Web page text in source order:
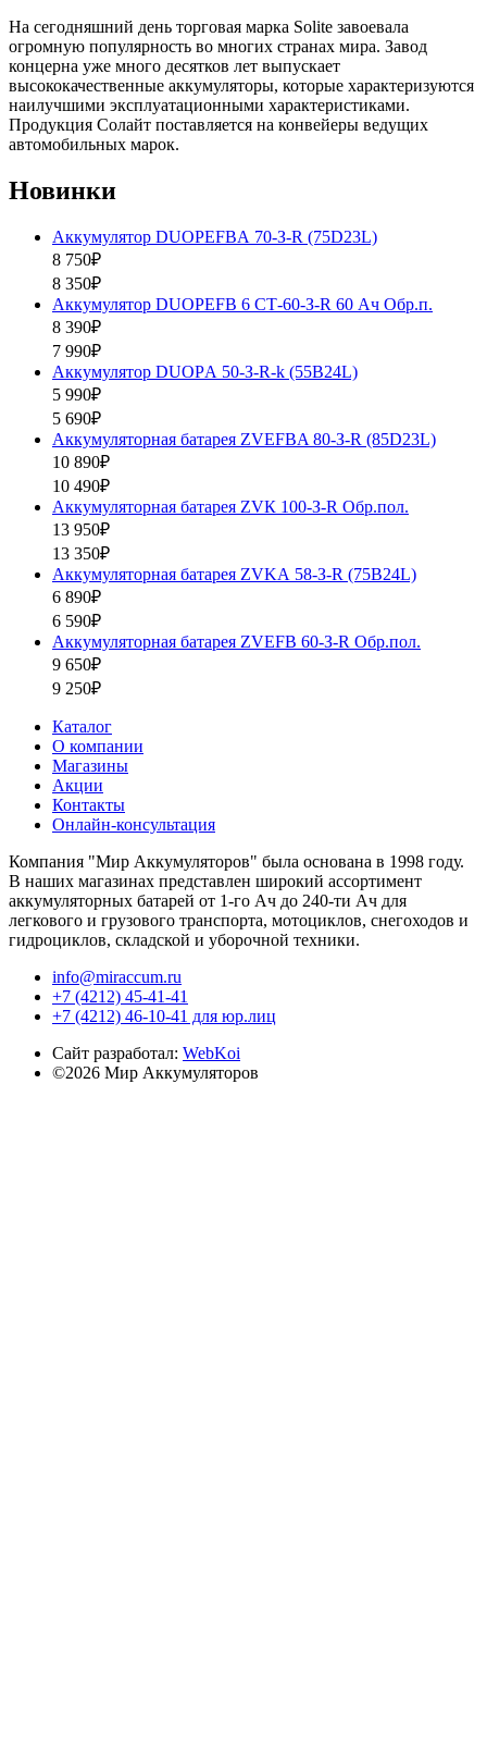
На сегодняшний день торговая марка Solite завоевала
огромную популярность во многих странах мира. Завод
концерна уже много десятков лет выпускает
высококачественные аккумуляторы, которые характеризуются
наилучшими эксплуатационными характеристиками.
Продукция Солайт поставляется на конвейеры ведущих
автомобильных марок.
Новинки
Аккумулятор DUOPEFBА 70-З-R (75D23L)
8 750₽
8 350₽
Аккумулятор DUOPEFB 6 СТ-60-З-R 60 Ач Обр.п.
8 390₽
7 990₽
Аккумулятор DUOPА 50-З-R-k (55B24L)
5 990₽
5 690₽
Аккумуляторная батарея ZVEFBA 80-З-R (85D23L)
10 890₽
10 490₽
Аккумуляторная батарея ZVК 100-З-R Обр.пол.
13 950₽
13 350₽
Аккумуляторная батарея ZVKА 58-З-R (75B24L)
6 890₽
6 590₽
Аккумуляторная батарея ZVEFB 60-З-R Обр.пол.
9 650₽
9 250₽
Каталог
О компании
Магазины
Акции
Контакты
Онлайн-консультация
Компания "Мир Аккумуляторов" была основана в 1998 году.
В наших магазинах представлен широкий ассортимент
аккумуляторных батарей от 1-го Ач до 240-ти Ач для
легкового и грузового транспорта, мотоциклов, снегоходов и
гидроциклов, складской и уборочной техники.
info@miraccum.ru
+7 (4212) 45-41-41
+7 (4212) 46-10-41 для юр.лиц
Сайт разработал: WebKoi
©2026 Мир Аккумуляторов